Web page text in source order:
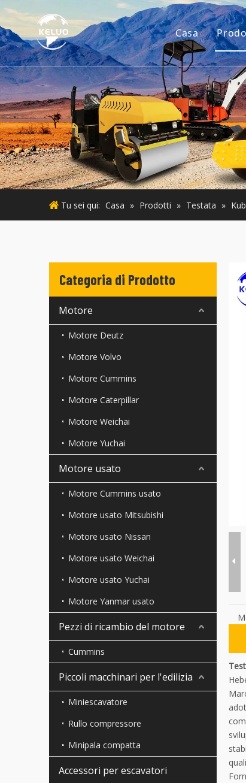
Casa
Tu sei qui: Casa » Prodotti » Testata »
Categoria di Prodotto
Motore
Motore Deutz
Motore Volvo
Motore Cummins
Motore Caterpillar
Motore Weichai
Motore Yuchai
Motore usato
Motore Cummins usato
Motore usato Mitsubishi
Motore usato Nissan
Motore usato Weichai
Motore usato Yuchai
Motore Yanmar usato
Pezzi di ricambio del motore
Cummins
Piccoli macchinari per l'edilizia
Miniescavatore
Rullo compressore
Minipala compatta
Accessori per escavatori